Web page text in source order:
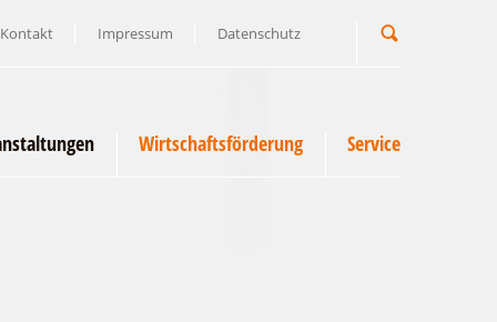
Kontakt Impressum Datenschutz
Wirtschaftsförderung Service